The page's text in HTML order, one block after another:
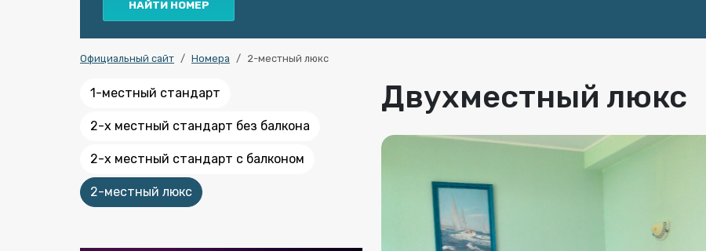
Официальный сайт Номера 2-местный люкс
1-местный стандарт
2-х местный стандарт без балкона
2-х местный стандарт с балконом
2-местный люкс
Двухместный люкс